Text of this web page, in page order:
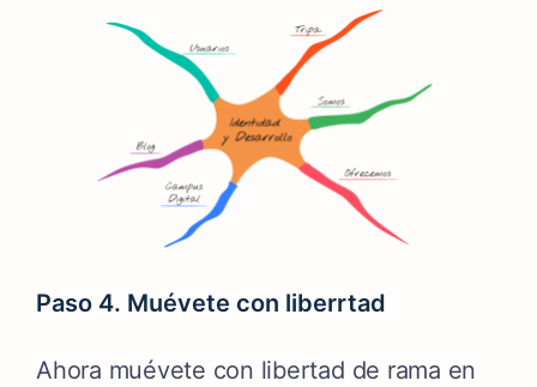
Paso 4. Muévete con liberrtad
Ahora muévete con libertad de rama en